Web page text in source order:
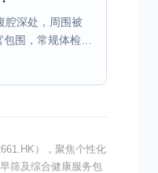
腔深处，周围被
包围，常规体检
无症状：早期
），聚焦个性化
筛及综合健康服务包